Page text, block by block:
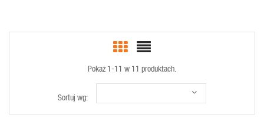
Pokaż 1-11 w 11 produktach.
Sortuj wg: